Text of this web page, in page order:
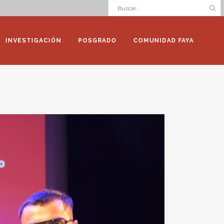
INVESTIGACIÓN POSGRADO COMUNIDAD FAYA